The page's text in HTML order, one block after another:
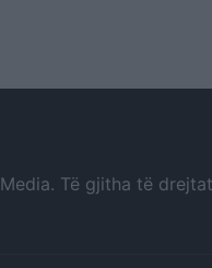
Të gjitha të